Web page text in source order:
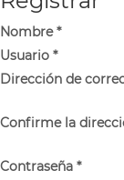
Nombre*
Usuario *
Dirección de
Confirme la
Contraseña *